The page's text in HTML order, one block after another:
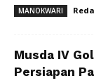
MANOKWARI
Musda IV
Persiapan